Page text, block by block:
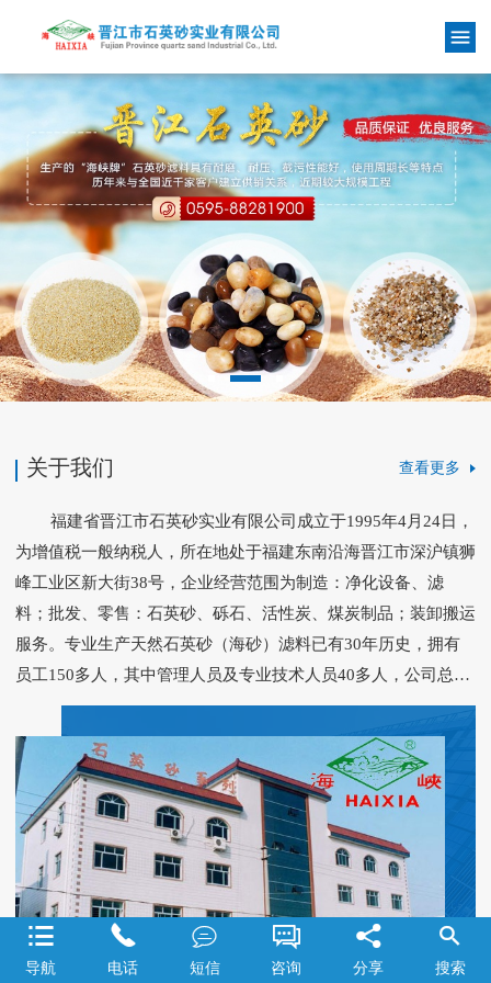

导航

电话

短信

咨询

分享

搜索
关于我们 查看更多
福建省晋江市石英砂实业有限公司成立于1995年4月24日，
为增值税一般纳税人，所在地处于福建东南沿海晋江市深沪镇狮
峰工业区新大街38号，企业经营范围为制造：净化设备、滤
料；批发、零售：石英砂、砾石、活性炭、煤炭制品；装卸搬运
服务。专业生产天然石英砂（海砂）滤料已有30年历史，拥有
员工150多人，其中管理人员及专业技术人员40多人，公司总投
资额1360万元，年产量15万吨，产值5800多万元，技术力量雄
厚、检测设备先进齐全。 本公司能生产用于各类型滤池的滤
料，规格型号齐全，原砂经千百万年海浪冲淘而成，颗粒饱满、
质地坚硬，经淡水冲洗去除杂质、筛选加工而成，是经济、理想
的天然滤料。建设部水处理滤料检测中心每年均对本产品进行质
量检测，合格率100%，理化性能为：SiO2含量＞96%，破碎率
和磨损率之和＜1.0%，密度＞2.60g/cm3，灼烧减量＜0.5%，盐
酸可溶率＜2.0%，含泥量＜0.5%，轻物质含量＜0.1%，各项质
量指标均符合建设部颁发CJ/T 43-2005《水处理用滤料》标准。